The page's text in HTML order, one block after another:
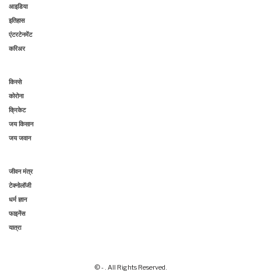
आइडिया
इतिहास
एंटरटेनमेंट
करिअर
किस्से
कोरोना
क्रिकेट
जय किसान
जय जवान
जीवन मंत्र
टेक्नोलॉजी
धर्म ज्ञान
फाइनेंस
यात्रा
© - . All Rights Reserved.